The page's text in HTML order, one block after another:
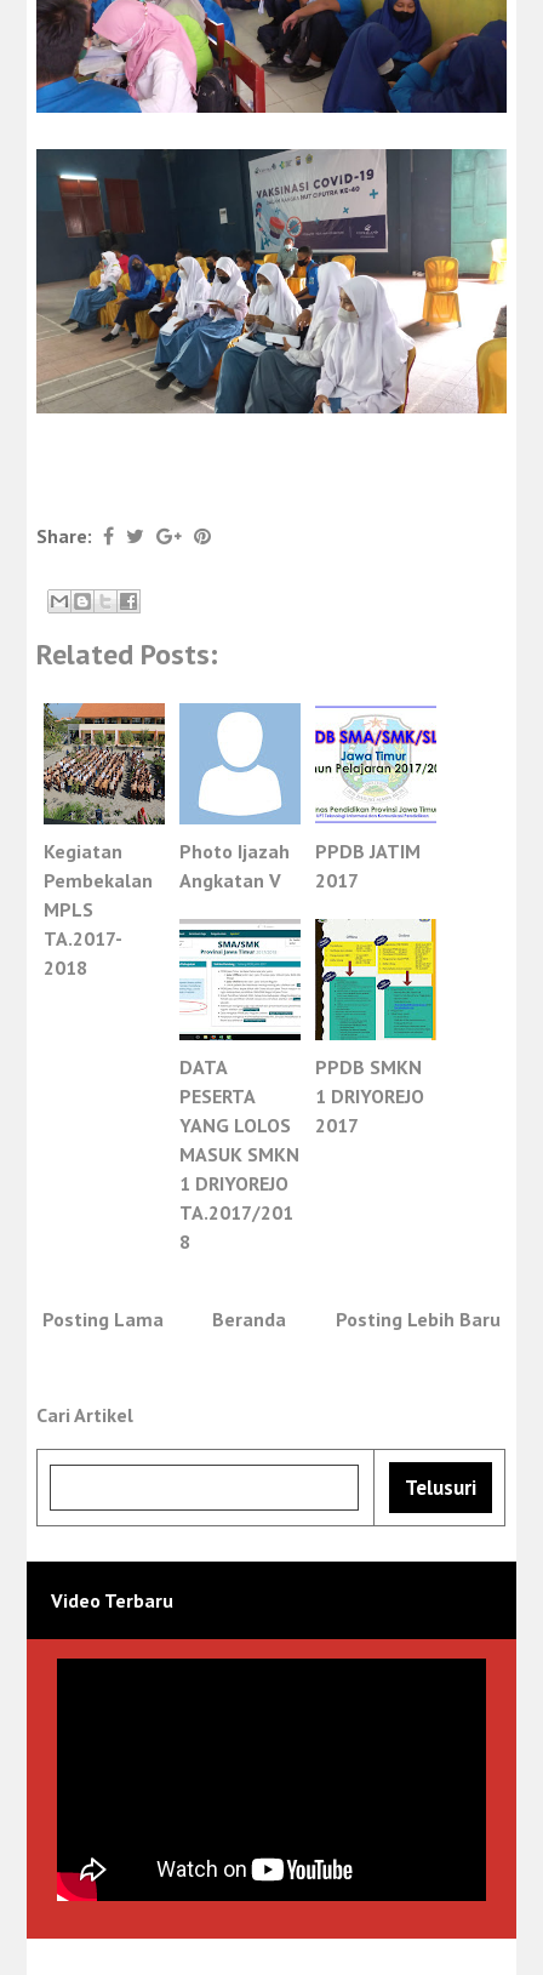
Share:
Related Posts:
Kegiatan
Pembekalan
MPLS
TA.2017-
2018
Photo Ijazah
Angkatan V
PPDB JATIM
2017
DATA
PESERTA
YANG LOLOS
MASUK SMKN
1 DRIYOREJO
TA.2017/201
8
PPDB SMKN
1 DRIYOREJO
2017
Posting Lebih Baru
Posting Lama Beranda
Cari Artikel
Video Terbaru